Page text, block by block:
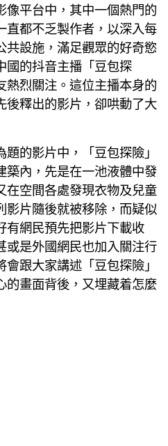
像平台中，其中一個熱門的
直都不乏製作者，以深入每
共設施，滿足觀眾的好奇慾
國的抖音主播「豆包探
熱烈關注。這位主播本身的
後釋出的影片，卻哄動了大
的影片中，「豆包探險」
築內，先是在一池液體中發
在空間各處發現衣物及兒童
影片隨後就被移除，而疑似
有網民預先把影片下載收
或是外國網民也加入關注行
跟大家講述「豆包探險」
的畫面背後，又埋藏着怎麼